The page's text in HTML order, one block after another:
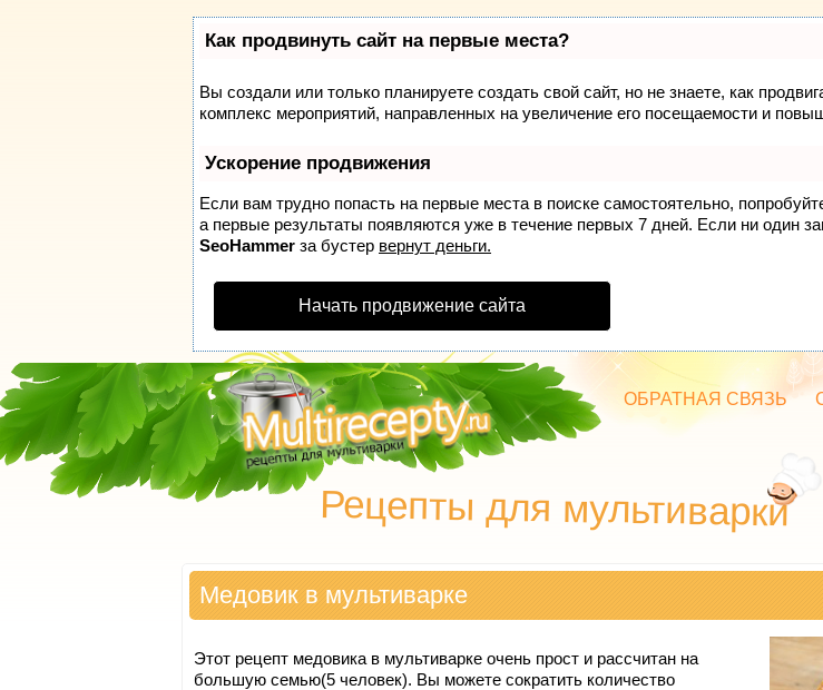
Как продвинуть сайт на первые места?
Вы создали или только планируете создать свой сайт, но не знаете, как
комплекс мероприятий, направленных на увеличение его посещаемости и
Ускорение продвижения
Если вам трудно попасть на первые места в поиске самостоятельно,
а первые результаты появляются уже в течение первых 7 дней. Если ни один
SeoHammer за бустер вернут деньги.
Начать продвижение сайта
ОБРАТНАЯ СВЯЗЬ
Рецепты для мультиварки
Медовик в мультиварке
Этот рецепт медовика в мультиварке очень прост и рассчитан на
большую семью(5 человек). Вы можете сократить количество